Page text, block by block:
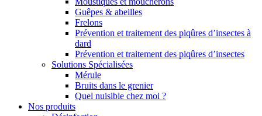
Guêpes & abeilles
Frelons
Prévention et traitement des piqûres d’insectes à
dard
Prévention et traitement des piqûres d’insectes
Solutions Spécialisées
Mérule
Bruits dans le grenier
Quel nuisible chez moi ?
Nos produits